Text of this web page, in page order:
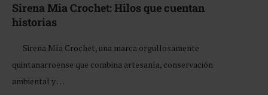
Sirena Mia Crochet: Hilos que cuentan
historias
Sirena Mía Crochet, una marca orgullosamente
quintanarroense que combina artesanía, conservación
ambiental y …